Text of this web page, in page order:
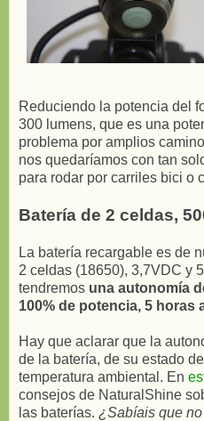
Reduciendo la potencia del
300 lumens, que es una
problema por amplios
nos quedaríamos con tan
para rodar por carriles bici o
Batería de 2 celdas,
La batería recargable es de
2 celdas (18650), 3,7VDC y
tendremos una autonomía
100% de potencia, 5 horas
Hay que aclarar que la
de la batería, de su estado
temperatura ambiental. En
consejos de NaturalShine
las baterías. ¿Sabíais que